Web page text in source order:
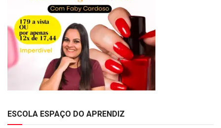
ESCOLA ESPAÇO DO APRENDIZ